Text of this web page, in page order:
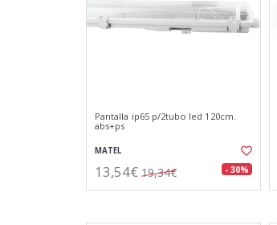
Pantalla ip65 p/2tubo led 120cm.
abs+ps
MATEL
13,54€ 19,34€ - 30%